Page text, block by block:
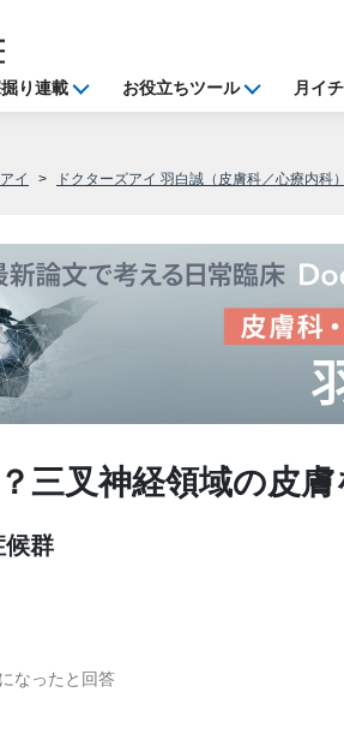
り連載 お役立ちツール 月イ
イ ドクターズアイ 羽白誠（皮膚科／心療内科）
三叉神経領域の皮
候群
なったと回答